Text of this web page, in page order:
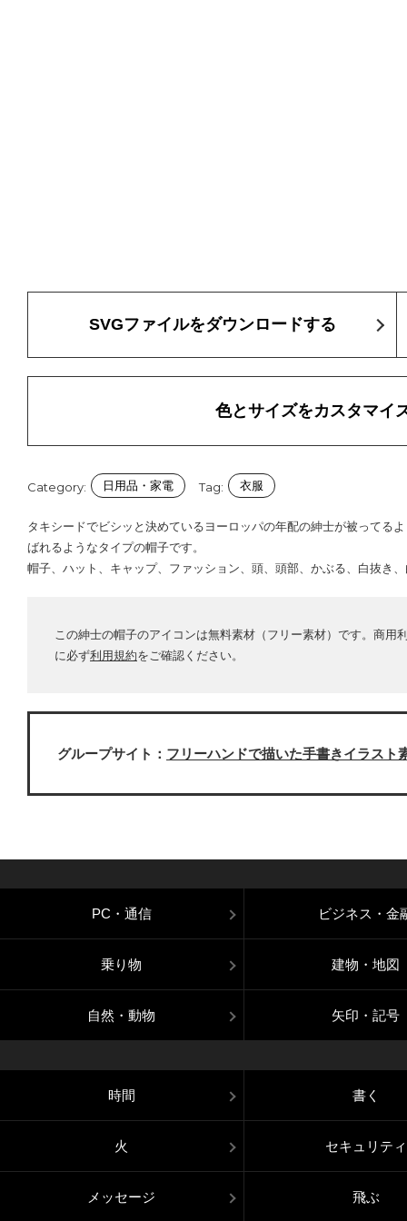
SVGファイルをダウンロードする
色とサイズをカスタマイ
Category: 日用品・家電 Tag: 衣服
タキシードでビシッと決めているヨーロッパの年配の紳士が被ってる
ばれるようなタイプの帽子です。
帽子、ハット、キャップ、ファッション、頭、頭部、かぶる、白抜き、
この紳士の帽子のアイコンは無料素材（フリー素材）です。商
に必ず利用規約をご確認ください。
グループサイト： フリーハンドで描いた手書きイラスト
PC・通信 ビジネス・金
乗り物 建物・地図
自然・動物 矢印・記号
時間 書く
火 セキュリティ
メッセージ 飛ぶ